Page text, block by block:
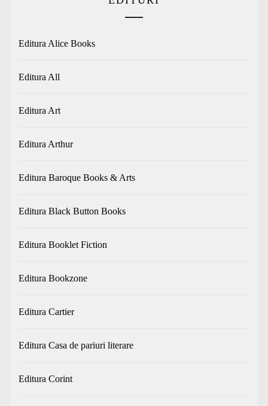
Editura Alice Books
Editura All
Editura Art
Editura Arthur
Editura Baroque Books & Arts
Editura Black Button Books
Editura Booklet Fiction
Editura Bookzone
Editura Cartier
Editura Casa de pariuri literare
Editura Corint